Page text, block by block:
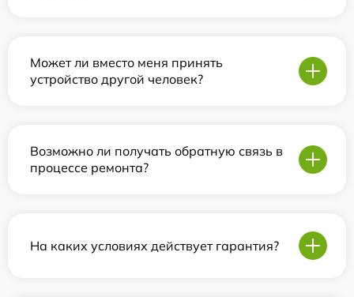
Может ли вместо меня принять
устройство другой человек?
Возможно ли получать обратную связь в
процессе ремонта?
На каких условиях действует гарантия?